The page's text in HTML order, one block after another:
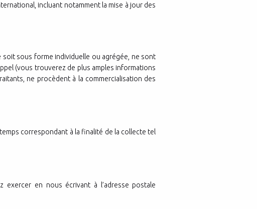
incluant notamment la mise à jour des
soit sous forme individuelle ou agrégée, ne sont
(vous trouverez de plus amples informations
ne procèdent à la commercialisation des
correspondant à la finalité de la collecte tel
en nous écrivant à l’adresse postale